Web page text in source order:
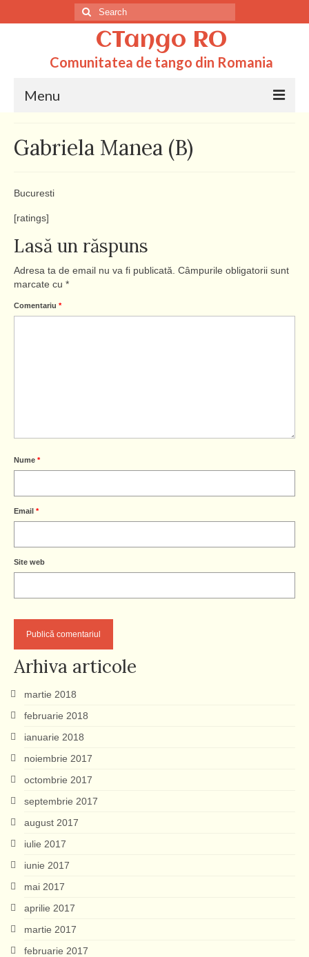
Search
for:
CTango RO
Comunitatea de tango din Romania
Menu
Dictionar
Scoli
Q&A
Gabriela Manea (B)
Bucuresti
[ratings]
Lasă un răspuns
Adresa ta de email nu va fi publicată. Câmpurile obligatorii sunt
marcate cu *
Comentariu *
Nume *
Email *
Site web
Arhiva articole
martie 2018
februarie 2018
ianuarie 2018
noiembrie 2017
octombrie 2017
septembrie 2017
august 2017
iulie 2017
iunie 2017
mai 2017
aprilie 2017
martie 2017
februarie 2017